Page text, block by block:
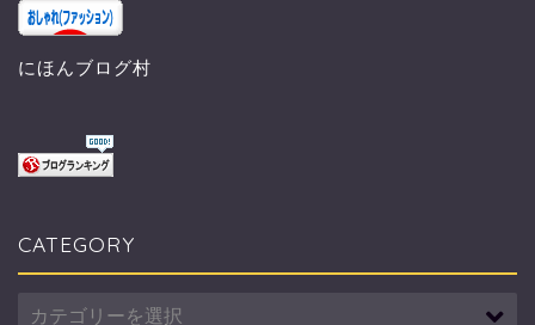
にほんブログ村
CATEGORY